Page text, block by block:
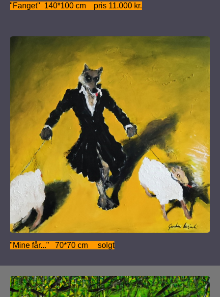
"Fanget" 140*100 cm pris 11.000 kr.
"Mine får..." 70*70 cm solgt